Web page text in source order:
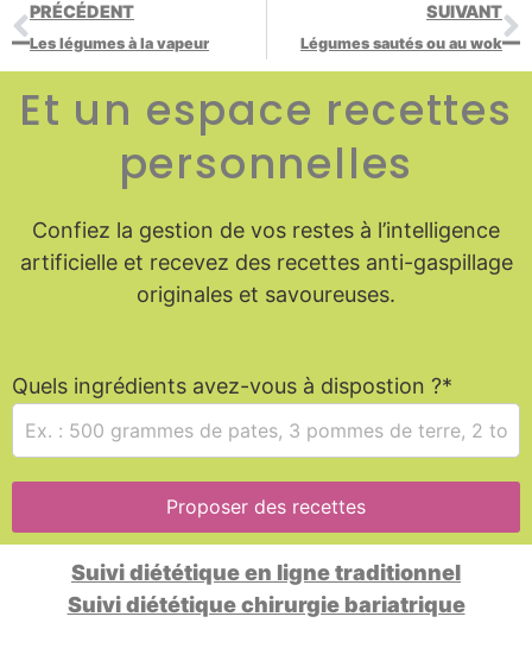
PRÉCÉDENT
Les légumes à la vapeur
SUIVANT
Légumes sautés ou au wok
Et un espace recettes
personnelles
Confiez la gestion de vos restes à l’intelligence
artificielle et recevez des recettes anti-gaspillage
originales et savoureuses.
Quels ingrédients avez-vous à dispostion ?*
Proposer des recettes
Suivi diététique en ligne traditionnel
Suivi diététique chirurgie bariatrique